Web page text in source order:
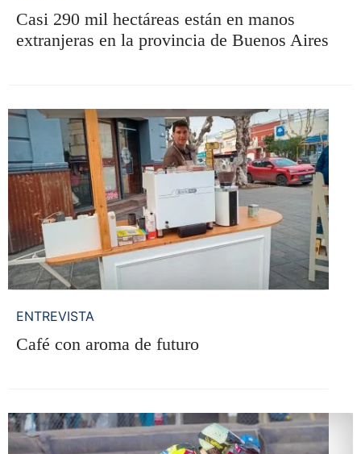
Casi 290 mil hectáreas están en manos
extranjeras en la provincia de Buenos Aires
ENTREVISTA
Café con aroma de futuro